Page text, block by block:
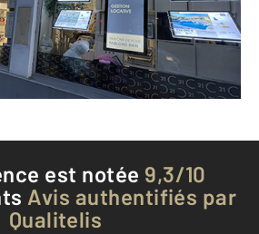
Envoyer un message
Téléphoner à l'agence
est notée 9,3/10
Avis authentifiés par
Qualitelis